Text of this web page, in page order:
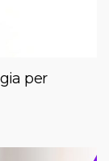
per